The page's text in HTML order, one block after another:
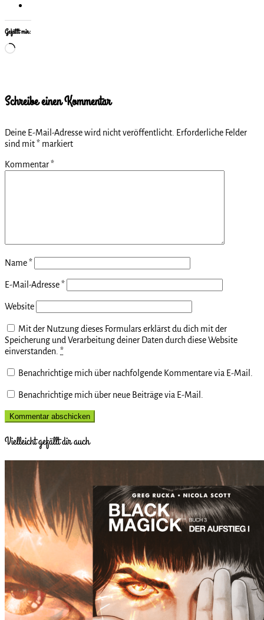
Gefällt mir:
Wird
Schreibe einen Kommentar
Deine E-Mail-Adresse wird nicht veröffentlicht. Erforderliche Felder
sind mit* markiert
Kommentar*
Name*
E-Mail-Adresse*
Website
Mit der Nutzung dieses Formulars erklärst du dich mit der
Speicherung und Verarbeitung deiner Daten durch diese Website
einverstanden. *
Benachrichtige mich über nachfolgende Kommentare via E-Mail.
Benachrichtige mich über neue Beiträge via E-Mail.
Vielleicht gefällt dir auch